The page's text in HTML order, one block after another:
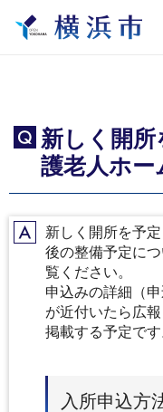
Q
新しく開
護老人ホー
A新しく開所を予
後の整備予定に
覧ください。
申込みの詳細（
が近付いたら広
掲載する予定です
入所申込方